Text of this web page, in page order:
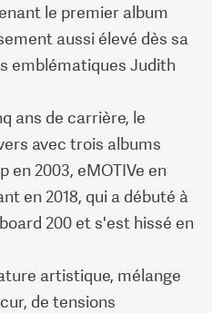
le premier album
aussi élevé dès sa
emblématiques Judith
ans de carrière, le
avec trois albums
en 2003, eMOTIVe en
en 2018, qui a débuté à
200 et s'est hissé en
artistique, mélange
de tensions